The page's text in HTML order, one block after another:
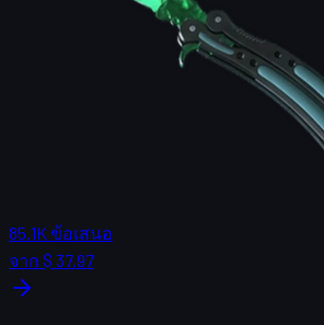
85.1Kข้อเสนอ
จาก $ 37.97